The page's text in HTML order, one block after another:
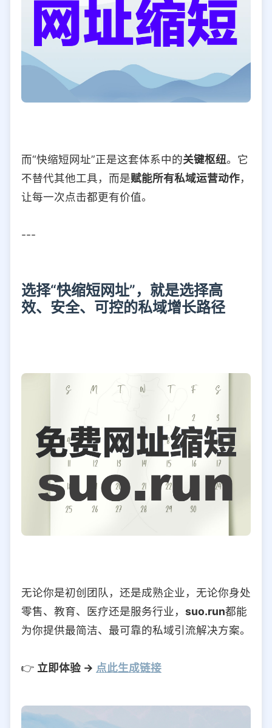
而“快缩短网址”正是这套体系中的关键枢纽。它
不替代其他工具，而是赋能所有私域运营动作，
让每一次点击都更有价值。
---
选择“快缩短网址”，就是选择高
效、安全、可控的私域增长路径
无论你是初创团队，还是成熟企业，无论你身处
零售、教育、医疗还是服务行业， suo.run都能
为你提供最简洁、最可靠的私域引流解决方案。
👉 立即体验 → 点此生成链接